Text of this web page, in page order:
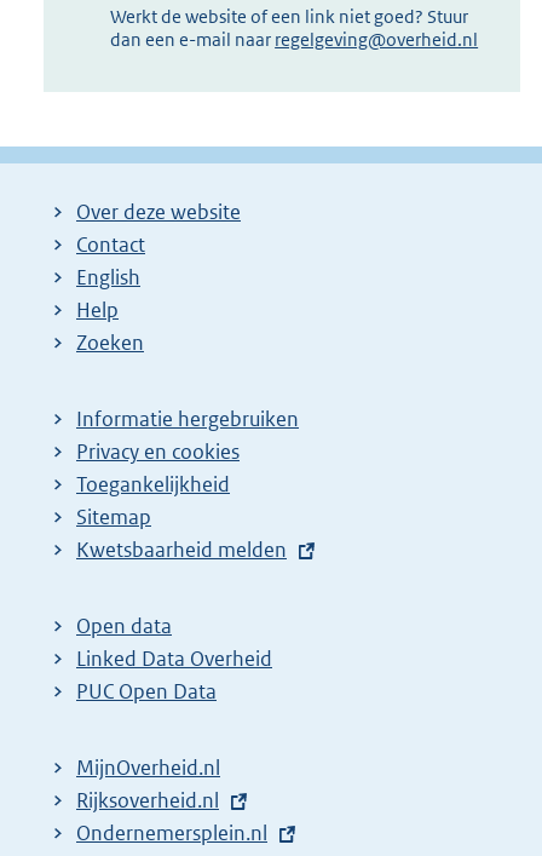
Werkt de website of een link niet goed? Stuur
dan een e-mail naar regelgeving@overheid.nl
Over deze website
Contact
English
Help
Zoeken
Informatie hergebruiken
Privacy en cookies
Toegankelijkheid
Sitemap
E
t
e
r
l
i
n
Kwetsbaarheid melden
Open data
Linked Data Overheid
PUC Open Data
MijnOverheid.nl
E
x
Rijksoverheid.nl
E
Ondernemersplein.nl